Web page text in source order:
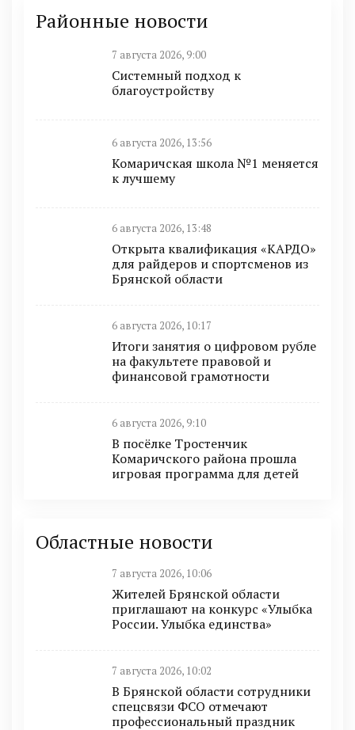
Районные новости
7 августа 2026, 9:00
Системный подход к
благоустройству
6 августа 2026, 13:56
Комаричская школа №1 меняется
к лучшему
6 августа 2026, 13:48
Открыта квалификация «КАРДО»
для райдеров и спортсменов из
Брянской области
6 августа 2026, 10:17
Итоги занятия о цифровом рубле
на факультете правовой и
финансовой грамотности
6 августа 2026, 9:10
В посёлке Тростенчик
Комаричского района прошла
игровая программа для детей
Областные новости
7 августа 2026, 10:06
Жителей Брянской области
приглашают на конкурс «Улыбка
России. Улыбка единства»
7 августа 2026, 10:02
В Брянской области сотрудники
спецсвязи ФСО отмечают
профессиональный праздник